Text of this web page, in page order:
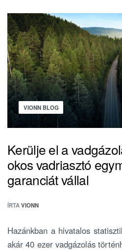
VIONN BLOG
Kerülje el a
okos vadriasztó
garanciát vállal
ÍRTAVIONN
Hazánkban a hivatalos
akár 40 ezer vadgázolás